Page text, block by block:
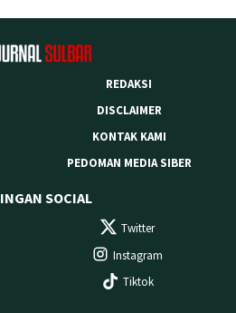
REDAKSI
DISCLAIMER
KONTAK KAMI
PEDOMAN MEDIA SIBER
SOCIAL
Twitter
Instagram
Tiktok